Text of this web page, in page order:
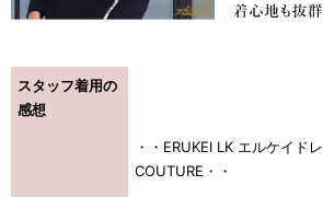
スタッフ着用の
感想
・・ERUKEI LK エルケイド
COUTURE・・